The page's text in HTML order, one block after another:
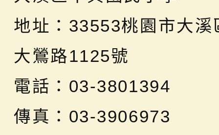
地址： 33553桃園市大溪
大鶯路1125號
電話：03-3801394
傳真：03-3906973